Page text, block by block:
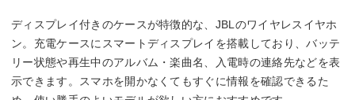
◯
ディスプレイ付きのケースが特徴的な、JBLのワイヤレスイヤホ
ン。充電ケースにスマートディスプレイを搭載しており、バッテ
リー状態や再生中のアルバム・楽曲名、入電時の連絡先などを表
示できます。スマホを開かなくてもすぐに情報を確認できるた